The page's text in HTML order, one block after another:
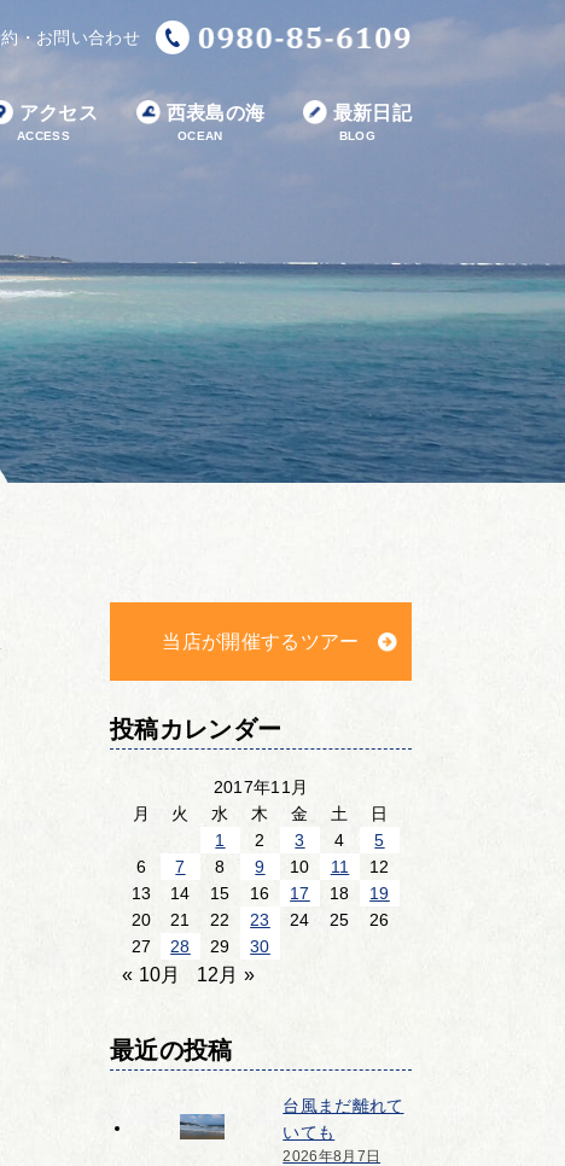
・お問い合わせ
アクセス
ACCESS
西表島の海
OCEAN
最新日記
BLOG
当店が開催するツアー
投稿カレンダー
2017年11月
月
火 水 木 金 土
日
1
2 3 4
5
6
7 8 9 10 11
12
13
14 15 16 17 18
19
20
21 22 23 24 25
26
27
28 29 30
« 10月 12月 »
最近の投稿
台風まだ離れて
いても
2026年8月7日